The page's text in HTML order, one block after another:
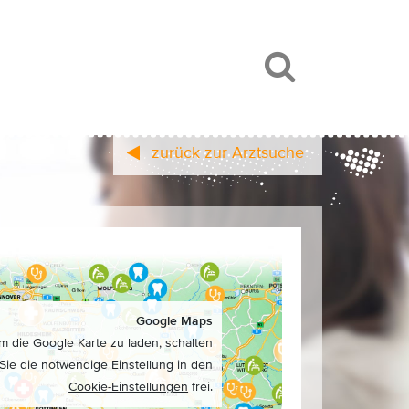
zurück zur Arztsuche
Google Maps
die Google Karte zu laden, schalten
Sie die notwendige Einstellung in den
Cookie-Einstellungen frei.